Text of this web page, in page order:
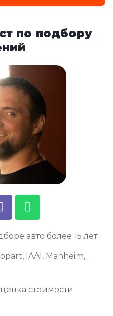
по подбору
авто более 15 лет
IAAI, Manheim,
стоимости